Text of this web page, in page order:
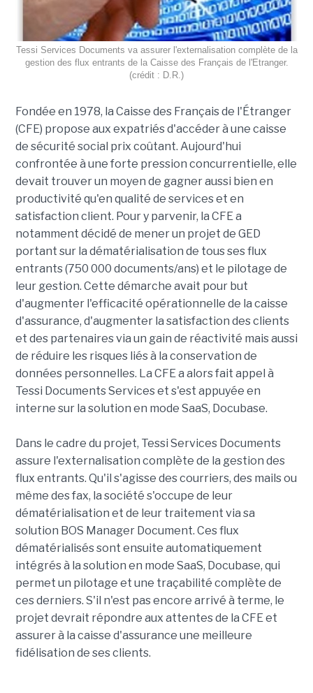
Tessi Services Documents va assurer l'externalisation complète de la
gestion des flux entrants de la Caisse des Français de l'Etranger.
(crédit : D.R.)
Fondée en 1978, la Caisse des Français de l'Étranger
(CFE) propose aux expatriés d'accéder à une caisse
de sécurité social prix coûtant. Aujourd'hui
confrontée à une forte pression concurrentielle, elle
devait trouver un moyen de gagner aussi bien en
productivité qu'en qualité de services et en
satisfaction client. Pour y parvenir, la CFE a
notamment décidé de mener un projet de GED
portant sur la dématérialisation de tous ses flux
entrants (750 000 documents/ans) et le pilotage de
leur gestion. Cette démarche avait pour but
d'augmenter l'efficacité opérationnelle de la caisse
d'assurance, d'augmenter la satisfaction des clients
et des partenaires via un gain de réactivité mais aussi
de réduire les risques liés à la conservation de
données personnelles. La CFE a alors fait appel à
Tessi Documents Services et s'est appuyée en
interne sur la solution en mode SaaS, Docubase.
Dans le cadre du projet, Tessi Services Documents
assure l'externalisation complète de la gestion des
flux entrants. Qu'il s'agisse des courriers, des mails ou
même des fax, la société s'occupe de leur
dématérialisation et de leur traitement via sa
solution BOS Manager Document. Ces flux
dématérialisés sont ensuite automatiquement
intégrés à la solution en mode SaaS, Docubase, qui
permet un pilotage et une traçabilité complète de
ces derniers. S'il n'est pas encore arrivé à terme, le
projet devrait répondre aux attentes de la CFE et
assurer à la caisse d'assurance une meilleure
fidélisation de ses clients.